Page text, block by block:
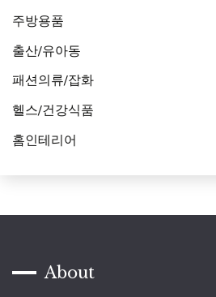
주방용품
출산/유아동
패션의류/잡화
헬스/건강식품
홈인테리어
About